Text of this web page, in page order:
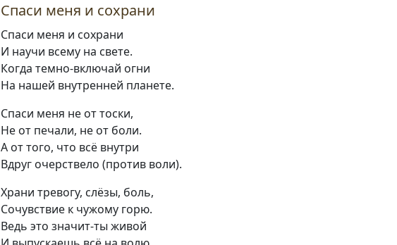
Спаси меня и сохрани
Спаси меня и сохрани
И научи всему на свете.
Когда темно-включай огни
На нашей внутренней планете.
Спаси меня не от тоски,
Не от печали, не от боли.
А от того, что всё внутри
Вдруг очерствело (против воли).
Храни тревогу, слёзы, боль,
Сочувствие к чужому горю.
Ведь это значит-ты живой